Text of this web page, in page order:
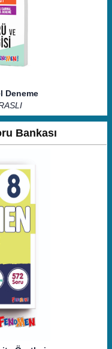
Deneme
Bankası